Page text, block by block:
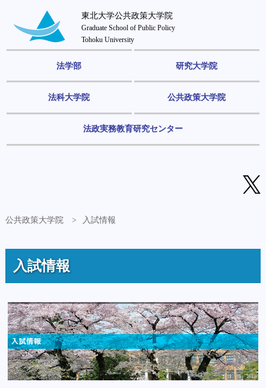
東北大学公共政策大学院
Graduate School of Public Policy
Tohoku University
法学部 研究大学院
法科大学院 公共政策大学院
法政実務教育研究センター
公共政策大学院 入試情報
入試情報